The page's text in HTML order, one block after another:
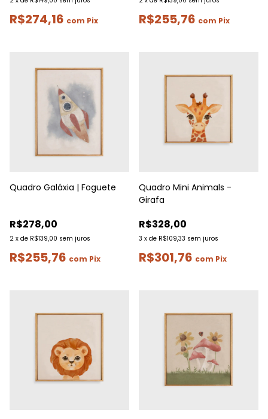
R$274,16 com Pix R$255,76 com Pix
Quadro Galáxia | Foguete
R$278,00
2 x de R$139,00 sem juros
R$255,76 com Pix
Quadro Mini Animals -
Girafa
R$328,00
3 x de R$109,33 sem juros
R$301,76 com Pix